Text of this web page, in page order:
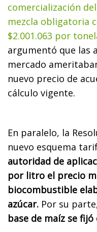
comercialización
mezcla obligatoria
$2.001.063 por
argumentó que las
mercado
nuevo precio de
cálculo vigente.
En paralelo, la
nuevo esquema
autoridad de
por litro el precio
biocombustible
azúcar. Por su
base de maíz se